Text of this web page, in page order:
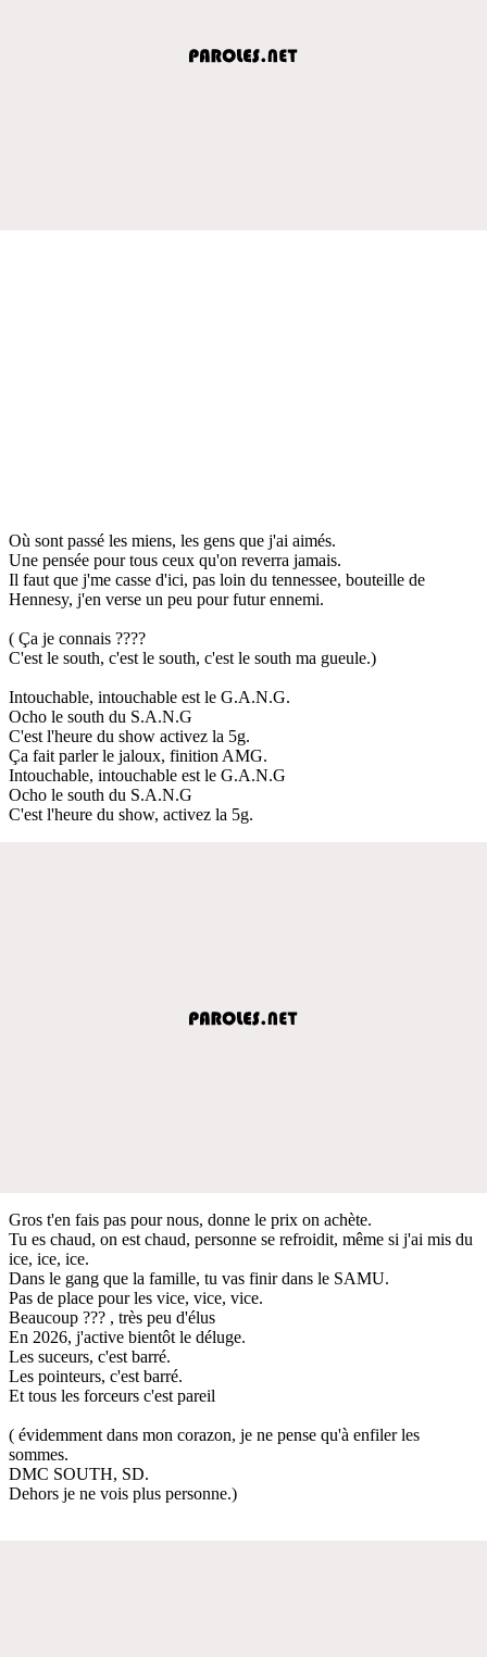
Où sont passé les miens, les gens que j'ai aimés.
Une pensée pour tous ceux qu'on reverra jamais.
Il faut que j'me casse d'ici, pas loin du tennessee, bouteille de
Hennesy, j'en verse un peu pour futur ennemi.
( Ça je connais ????
C'est le south, c'est le south, c'est le south ma gueule.)
Intouchable, intouchable est le G.A.N.G.
Ocho le south du S.A.N.G
C'est l'heure du show activez la 5g.
Ça fait parler le jaloux, finition AMG.
Intouchable, intouchable est le G.A.N.G
Ocho le south du S.A.N.G
C'est l'heure du show, activez la 5g.
Gros t'en fais pas pour nous, donne le prix on achète.
Tu es chaud, on est chaud, personne se refroidit, même si j'ai mis du
ice, ice, ice.
Dans le gang que la famille, tu vas finir dans le SAMU.
Pas de place pour les vice, vice, vice.
Beaucoup ??? , très peu d'élus
En 2026, j'active bientôt le déluge.
Les suceurs, c'est barré.
Les pointeurs, c'est barré.
Et tous les forceurs c'est pareil
( évidemment dans mon corazon, je ne pense qu'à enfiler les
sommes.
DMC SOUTH, SD.
Dehors je ne vois plus personne.)